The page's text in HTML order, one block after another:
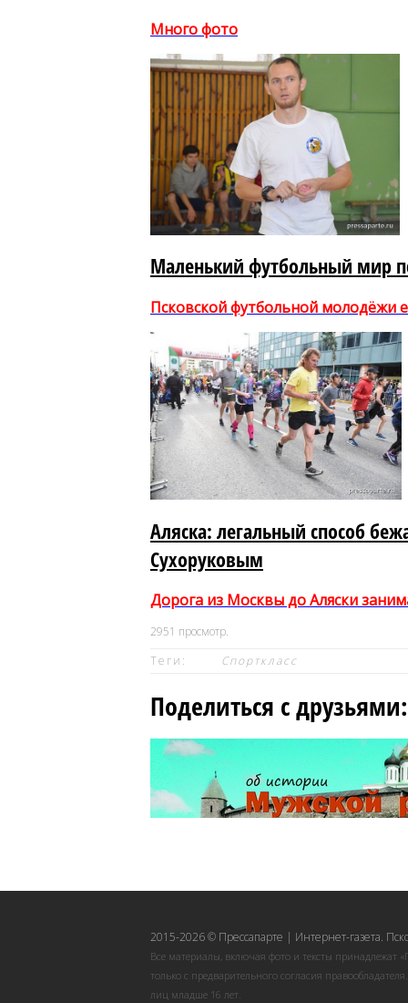
Много фото
Маленький футбольный мир
Псковской футбольной молодёжи
Аляска: легальный способ
Сухоруковым
Дорога из Москвы до Аляски
2951 просмотр.
Теги:
Спорткласс
Поделиться с друзьями:
2015-2026 © Прессапарте | Интернет-газета.
Все материалы, включая фото и тексты принадлежат
только с предварительного согласия
лиц младше 16 лет.